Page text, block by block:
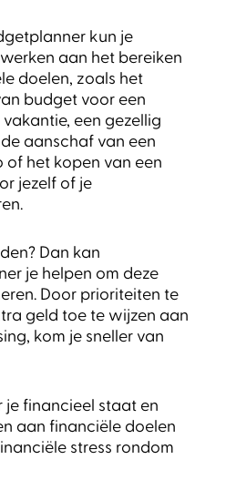
kun je
aan het bereiken
doelen, zoals het
budget voor een
een gezellig
aanschaf van een
of het kopen van een
jezelf of je
Dan kan
je helpen om deze
Door prioriteiten te
geld toe te wijzen aan
kom je sneller van
je financieel staat en
aan financiële doelen
stress rondom